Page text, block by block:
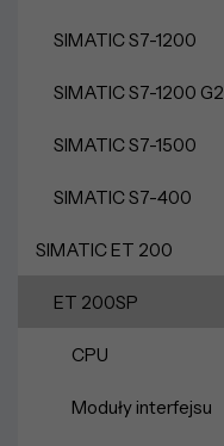
SIMATIC S7-1200
SIMATIC S7-1200 G2
SIMATIC S7-1500
SIMATIC S7-400
SIMATIC ET 200
ET 200SP
CPU
Moduły interfejsu